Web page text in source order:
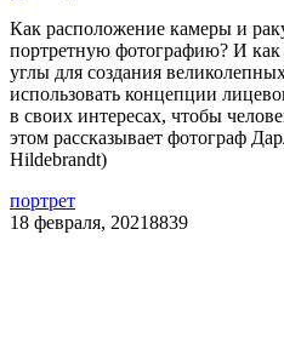
Как расположение камеры и
портретную фотографию? И как
углы для создания
использовать концепции
в своих интересах, чтобы
этом рассказывает фотограф
Hildebrandt)
портрет
18 февраля, 20218839